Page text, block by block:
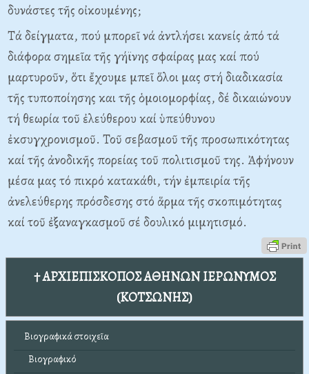
δυνάστες τῆς οἰκουμένης;
Τά δείγματα, πού μπορεῖ νά ἀντλήσει κανείς ἀπό τά
διάφορα σημεῖα τῆς γήϊνης σφαίρας μας καί πού
μαρτυροῦν, ὅτι ἔχουμε μπεῖ ὅλοι μας στή διαδικασία
τῆς τυποποίησης και τῆς ὁμοιομορφίας, δέ δικαιώνουν
τή θεωρία τοῦ ἐλεύθερου καί ὑπεύθυνου
ἐκσυγχρονισμοῦ. Τοῦ σεβασμοῦ τῆς προσωπικότητας
καί τῆς ἀνοδικῆς πορείας τοῦ πολιτισμοῦ της. Ἀφήνουν
μέσα μας τό πικρό κατακάθι, τήν ἐμπειρία τῆς
ἀνελεύθερης πρόσδεσης στό ἅρμα τῆς σκοπιμότητας
καί τοῦ ἐξαναγκασμοῦ σέ δουλικό μιμητισμό.
† ΑΡΧΙΕΠΙΣΚΟΠΟΣ ΑΘΗΝΩΝ ΙΕΡΩΝΥΜΟΣ
(ΚΟΤΣΩΝΗΣ)
Βιογραφικά στοιχεῖα
Βιογραφικό